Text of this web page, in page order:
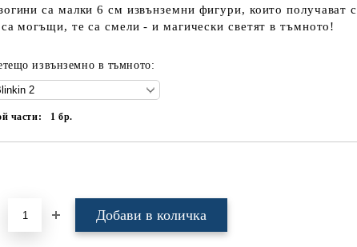
са малки 6 см извънземни фигури, които получават
могъщи, те са смели - и магически светят в тъмното!
извънземно в тъмното:
части: 1бр.